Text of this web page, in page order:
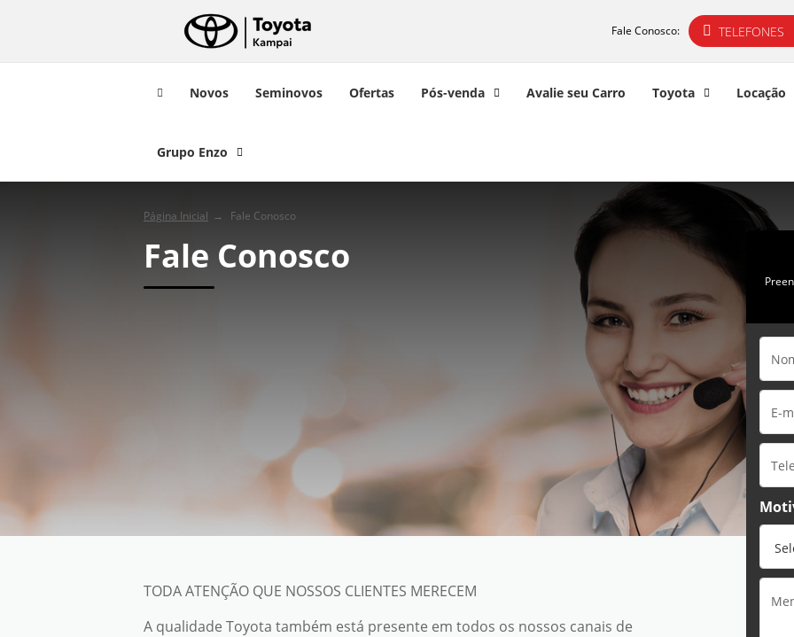
Fale Conosco: TELEFONES
Novos Seminovos Ofertas Pós-venda Avalie seu Carro Toyota Locação
Grupo Enzo
Página Inicial Fale Conosco
Fale Conosco
TODA ATENÇÃO QUE NOSSOS CLIENTES MERECEM
A qualidade Toyota também está presente em todos os nossos canais de